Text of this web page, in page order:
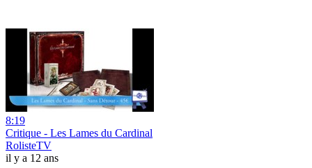
8:19
Critique - Les Lames du Cardinal
RolisteTV
il y a 12 ans